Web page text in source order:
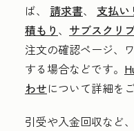
ば、 請求書、 支払い
積もり 、 サブスクリ
注文の確認ページ、
する場合などです。
わせについて詳細を
引受や入金回収など